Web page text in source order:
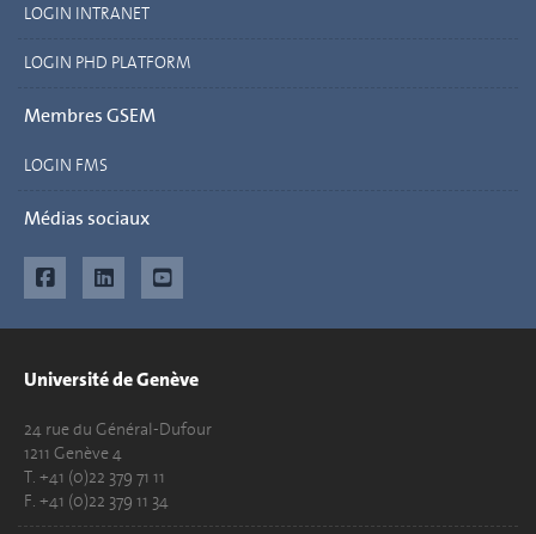
LOGIN INTRANET
LOGIN PHD PLATFORM
Membres GSEM
LOGIN FMS
Médias sociaux
Université de Genève
24 rue du Général-Dufour
1211 Genève 4
T. +41 (0)22 379 71 11
F. +41 (0)22 379 11 34